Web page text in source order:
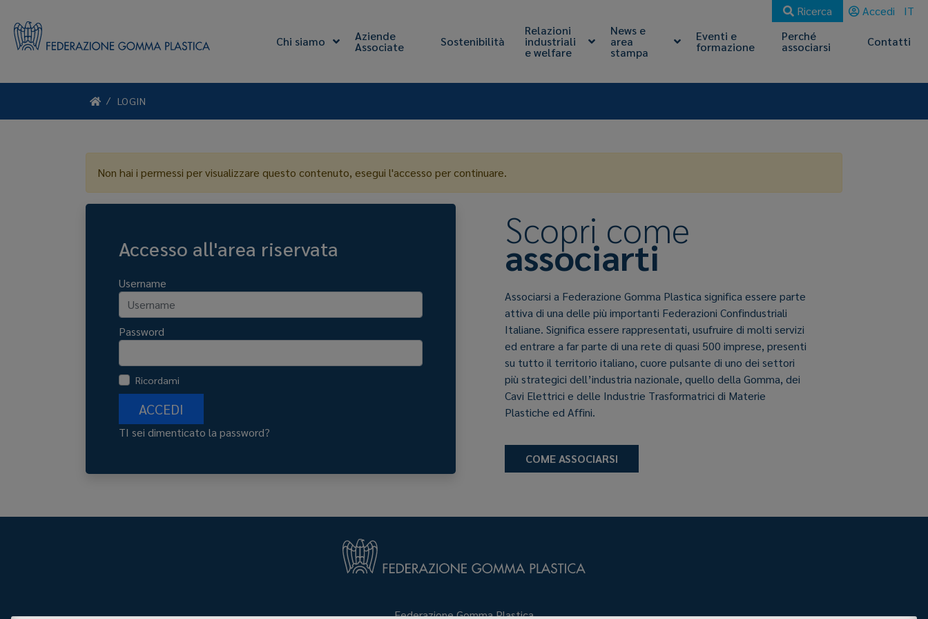
Ricerca Accedi IT
Chi siamo Aziende
Associate Sostenibilità
Relazioni
industriali
e welfare
News e
area
stampa
Eventi e
formazione
Perché
associarsi Contatti
LOGIN
Non hai i permessi per visualizzare questo contenuto, esegui l'accesso per continuare.
Accesso all'area riservata
Username
Password
Ricordami
ACCEDI
TI sei dimenticato la password?
Scopri come
associarti
Associarsi a Federazione Gomma Plastica significa essere parte
attiva di una delle più importanti Federazioni Confindustriali
Italiane. Significa essere rappresentati, usufruire di molti servizi
ed entrare a far parte di una rete di quasi 500 imprese, presenti
su tutto il territorio italiano, cuore pulsante di uno dei settori
più strategici dell’industria nazionale, quello della Gomma, dei
Cavi Elettrici e delle Industrie Trasformatrici di Materie
Plastiche ed Affini.
COME ASSOCIARSI
Federazione Gomma Plastica